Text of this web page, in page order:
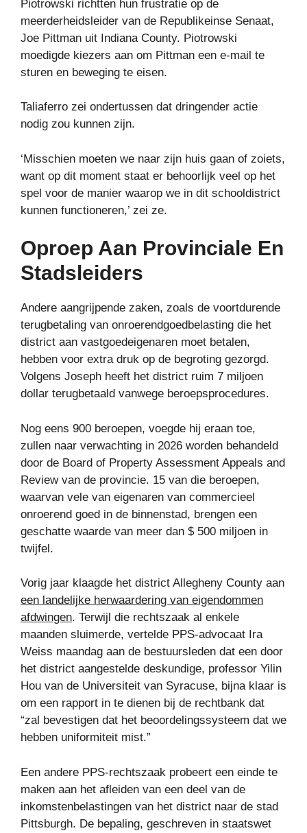
Piotrowski richtten hun frustratie op de
meerderheidsleider van de Republikeinse Senaat,
Joe Pittman uit Indiana County. Piotrowski
moedigde kiezers aan om Pittman een e-mail te
sturen en beweging te eisen.
Taliaferro zei ondertussen dat dringender actie
nodig zou kunnen zijn.
‘Misschien moeten we naar zijn huis gaan of zoiets,
want op dit moment staat er behoorlijk veel op het
spel voor de manier waarop we in dit schooldistrict
kunnen functioneren,’ zei ze.
Oproep Aan Provinciale En
Stadsleiders
Andere aangrijpende zaken, zoals de voortdurende
terugbetaling van onroerendgoedbelasting die het
district aan vastgoedeigenaren moet betalen,
hebben voor extra druk op de begroting gezorgd.
Volgens Joseph heeft het district ruim 7 miljoen
dollar terugbetaald vanwege beroepsprocedures.
Nog eens 900 beroepen, voegde hij eraan toe,
zullen naar verwachting in 2026 worden behandeld
door de Board of Property Assessment Appeals and
Review van de provincie. 15 van die beroepen,
waarvan vele van eigenaren van commercieel
onroerend goed in de binnenstad, brengen een
geschatte waarde van meer dan $ 500 miljoen in
twijfel.
Vorig jaar klaagde het district Allegheny County aan
een landelijke herwaardering van eigendommen
afdwingen. Terwijl die rechtszaak al enkele
maanden sluimerde, vertelde PPS-advocaat Ira
Weiss maandag aan de bestuursleden dat een door
het district aangestelde deskundige, professor Yilin
Hou van de Universiteit van Syracuse, bijna klaar is
om een ​​rapport in te dienen bij de rechtbank dat
“zal bevestigen dat het beoordelingssysteem dat we
hebben uniformiteit mist.”
Een andere PPS-rechtszaak probeert een einde te
maken aan het afleiden van een deel van de
inkomstenbelastingen van het district naar de stad
Pittsburgh. De bepaling, geschreven in staatswet